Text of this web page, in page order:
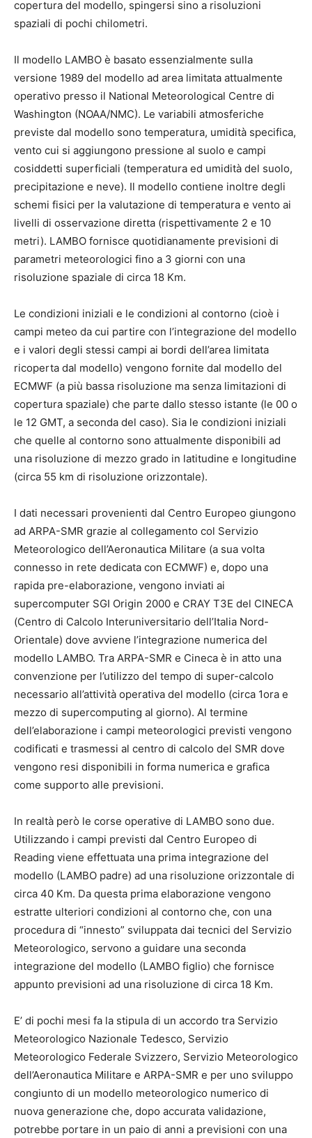
copertura del modello, spingersi sino a risoluzioni
spaziali di pochi chilometri.
Il modello LAMBO è basato essenzialmente sulla
versione 1989 del modello ad area limitata attualmente
operativo presso il National Meteorological Centre di
Washington (NOAA/NMC). Le variabili atmosferiche
previste dal modello sono temperatura, umidità specifica,
vento cui si aggiungono pressione al suolo e campi
cosiddetti superficiali (temperatura ed umidità del suolo,
precipitazione e neve). Il modello contiene inoltre degli
schemi fisici per la valutazione di temperatura e vento ai
livelli di osservazione diretta (rispettivamente 2 e 10
metri). LAMBO fornisce quotidianamente previsioni di
parametri meteorologici fino a 3 giorni con una
risoluzione spaziale di circa 18 Km.
Le condizioni iniziali e le condizioni al contorno (cioè i
campi meteo da cui partire con l’integrazione del modello
e i valori degli stessi campi ai bordi dell’area limitata
ricoperta dal modello) vengono fornite dal modello del
ECMWF (a più bassa risoluzione ma senza limitazioni di
copertura spaziale) che parte dallo stesso istante (le 00 o
le 12 GMT, a seconda del caso). Sia le condizioni iniziali
che quelle al contorno sono attualmente disponibili ad
una risoluzione di mezzo grado in latitudine e longitudine
(circa 55 km di risoluzione orizzontale).
I dati necessari provenienti dal Centro Europeo giungono
ad ARPA-SMR grazie al collegamento col Servizio
Meteorologico dell’Aeronautica Militare (a sua volta
connesso in rete dedicata con ECMWF) e, dopo una
rapida pre-elaborazione, vengono inviati ai
supercomputer SGI Origin 2000 e CRAY T3E del CINECA
(Centro di Calcolo Interuniversitario dell’Italia Nord-
Orientale) dove avviene l’integrazione numerica del
modello LAMBO. Tra ARPA-SMR e Cineca è in atto una
convenzione per l’utilizzo del tempo di super-calcolo
necessario all’attività operativa del modello (circa 1ora e
mezzo di supercomputing al giorno). Al termine
dell’elaborazione i campi meteorologici previsti vengono
codificati e trasmessi al centro di calcolo del SMR dove
vengono resi disponibili in forma numerica e grafica
come supporto alle previsioni.
In realtà però le corse operative di LAMBO sono due.
Utilizzando i campi previsti dal Centro Europeo di
Reading viene effettuata una prima integrazione del
modello (LAMBO padre) ad una risoluzione orizzontale di
circa 40 Km. Da questa prima elaborazione vengono
estratte ulteriori condizioni al contorno che, con una
procedura di “innesto” sviluppata dai tecnici del Servizio
Meteorologico, servono a guidare una seconda
integrazione del modello (LAMBO figlio) che fornisce
appunto previsioni ad una risoluzione di circa 18 Km.
E’ di pochi mesi fa la stipula di un accordo tra Servizio
Meteorologico Nazionale Tedesco, Servizio
Meteorologico Federale Svizzero, Servizio Meteorologico
dell’Aeronautica Militare e ARPA-SMR e per uno sviluppo
congiunto di un modello meteorologico numerico di
nuova generazione che, dopo accurata validazione,
potrebbe portare in un paio di anni a previsioni con una